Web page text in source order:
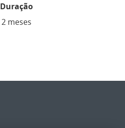
Duração
2 meses